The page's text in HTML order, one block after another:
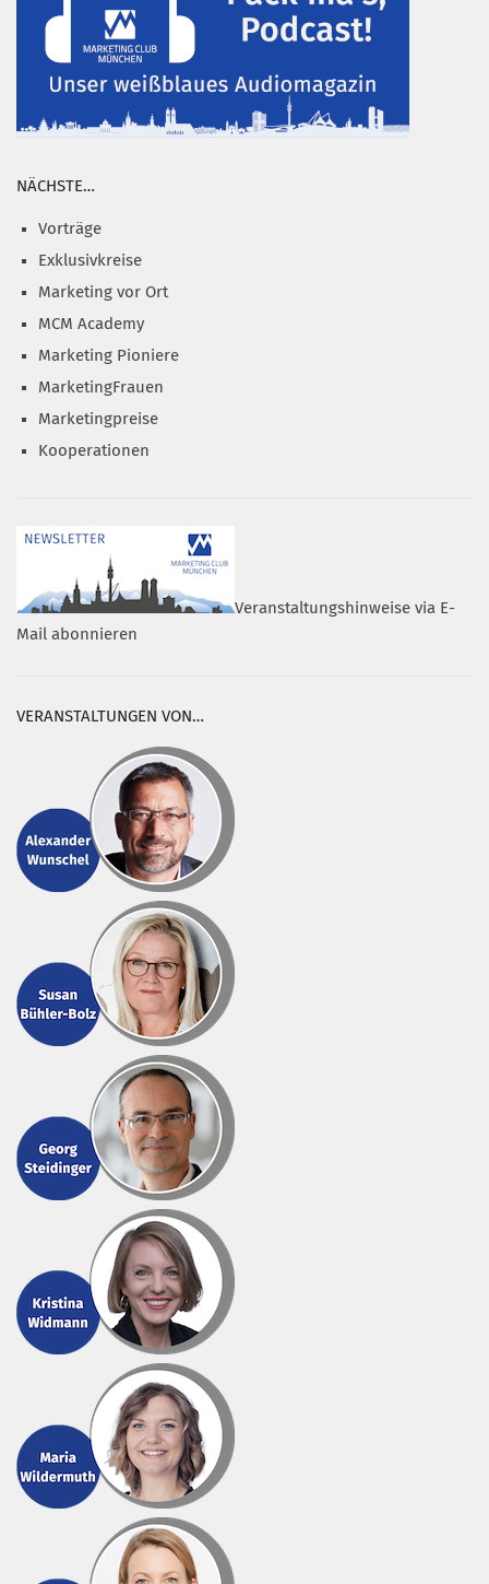
NÄCHSTE…
Vorträge
Exklusivkreise
Marketing vor Ort
MCM Academy
Marketing Pioniere
MarketingFrauen
Marketingpreise
Kooperationen
Veranstaltungshinweise via E-
Mail abonnieren
VERANSTALTUNGEN VON…